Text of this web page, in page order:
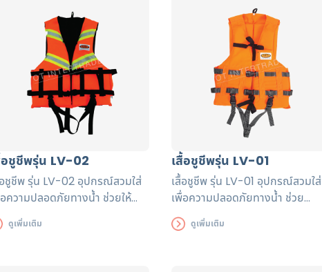
อชูชีพรุ่น LV-02
ชูชีพ รุ่น LV-02 อุปกรณ์สวมใส่
ความปลอดภัยทางน้ำ ช่วยให้
มารถลอยตัวในน้ำ และมองเห็นได้
ะยะไกล เหมาะกับกีฬาทางน้ำทุก
ดูเพิ่มเติม
เสื้อชูชีพรุ่น LV-01
เสื้อชูชีพ รุ่น LV-01 อุปกรณ์สวมใส่
เพื่อความปลอดภัยทางน้ำ ช่วย
ลอยตัวในน้ำ และมองเห็นได้ในระยะ
ไกล เหมาะกับกีฬาทางน้ำทุกประเภท
ดูเพิ่มเติม